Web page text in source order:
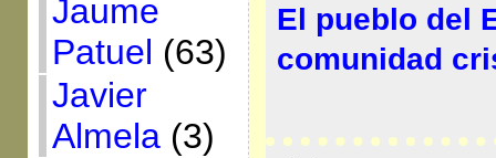
Jaume
Patuel (63)
Javier
Almela(3)
El pueblo del
comunidad